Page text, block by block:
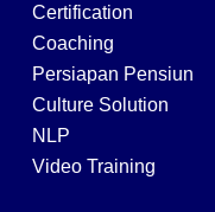
Certification
Coaching
Persiapan Pensiun
Culture Solution
NLP
Video Training